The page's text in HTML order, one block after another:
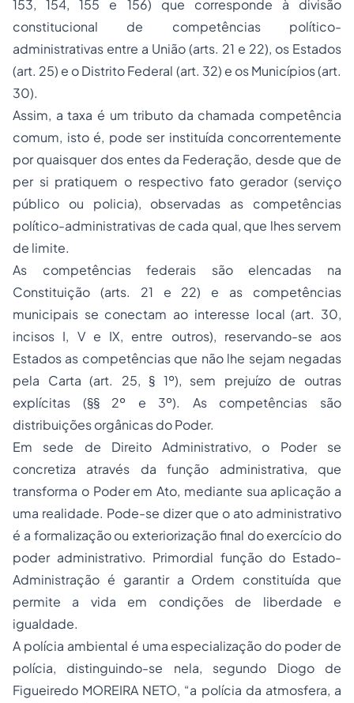
153, 154, 155 e 156) que corresponde à divisão
constitucional de competências político-
administrativas entre a União (arts. 21 e 22), os Estados
(art. 25) e o Distrito Federal (art. 32) e os Municípios (art.
30).
Assim, a taxa é um tributo da chamada competência
comum, isto é, pode ser instituída concorrentemente
por quaisquer dos entes da Federação, desde que de
per si pratiquem o respectivo fato gerador (serviço
público ou policia), observadas as competências
político-administrativas de cada qual, que lhes servem
de limite.
As competências federais são elencadas na
Constituição (arts. 21 e 22) e as competências
municipais se conectam ao interesse local (art. 30,
incisos I, V e IX, entre outros), reservando-se aos
Estados as competências que não lhe sejam negadas
pela Carta (art. 25, § 1º), sem prejuízo de outras
explícitas (§§ 2º e 3º). As competências são
distribuições orgânicas do Poder.
Em sede de Direito Administrativo, o Poder se
concretiza através da função administrativa, que
transforma o Poder em Ato, mediante sua aplicação a
uma realidade. Pode-se dizer que o ato administrativo
é a formalização ou exteriorização final do exercício do
poder administrativo. Primordial função do Estado-
Administração é garantir a Ordem constituída que
permite a vida em condições de liberdade e
igualdade.
A polícia ambiental é uma especialização do poder de
polícia, distinguindo-se nela, segundo Diogo de
Figueiredo MOREIRA NETO, “a polícia da atmosfera, a